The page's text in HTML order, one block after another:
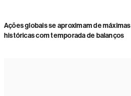
Ações globais se aproximam de máximas
históricas com temporada de balanços